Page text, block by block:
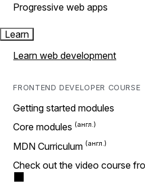
Progressive web apps
Learn
Learn web development
FRONTEND DEVELOPER COURSE
Getting started modules
Core modules
MDN Curriculum
Check out the video course